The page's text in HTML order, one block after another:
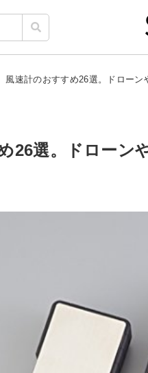
風速計のおすすめ26選。ドロー
26選。ドローン